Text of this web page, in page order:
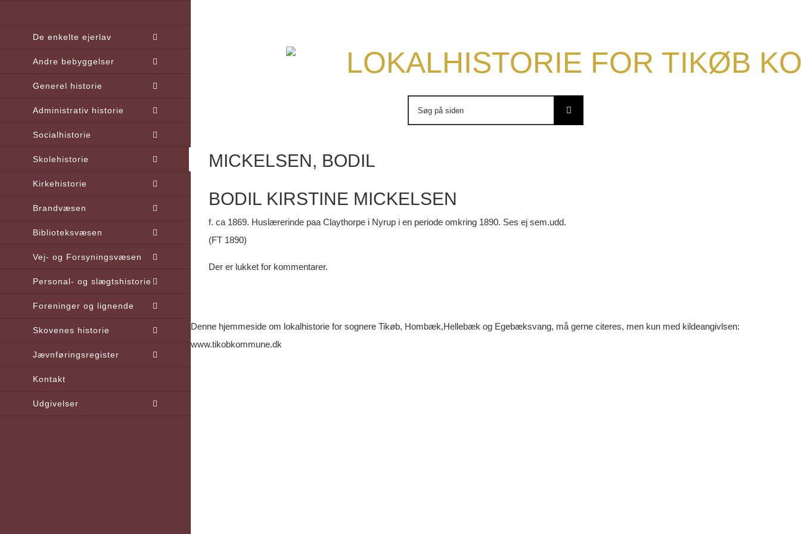
De enkelte ejerlav
Andre bebyggelser
Generel historie
Administrativ historie
Socialhistorie
Skolehistorie
Kirkehistorie
Brandvæsen
Biblioteksvæsen
Vej- og Forsyningsvæsen
Personal- og slægtshistorie
Foreninger og lignende
Skovenes historie
Jævnføringsregister
Kontakt
Udgivelser
LOKALHISTORIE FOR TIKØB
MICKELSEN, BODIL
BODIL KIRSTINE MICKELSEN
f. ca 1869. Huslærerinde paa Claythorpe i Nyrup i en periode omkring 1890. Ses ej sem.udd.
(FT 1890)
Der er lukket for kommentarer.
Denne hjemmeside om lokalhistorie for sognere Tikøb, Hombæk,Hellebæk og Egebæksvang, må gerne citeres, men kun med kildeangivlsen:
www.tikobkommune.dk